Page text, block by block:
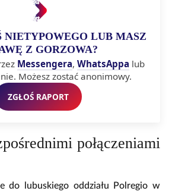
NIETYPOWEGO LUB MASZ
Z GORZOWA?
Messengera, WhatsAppa lub
Możesz zostać anonimowy.
ZGŁOŚ RAPORT
połączeniami
do lubuskiego oddziału Polregio w